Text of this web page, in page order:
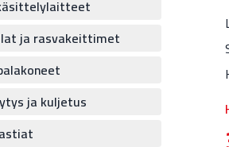
ja rasvakeittimet
ja kuljetus